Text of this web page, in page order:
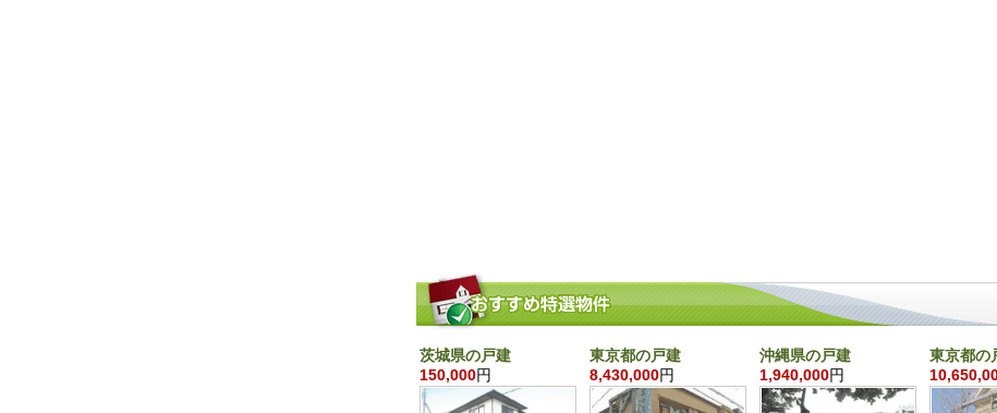
茨城県の戸建
150,000円
東京都の戸建
8,430,000円
沖縄県の戸建
1,940,000円
東京都の